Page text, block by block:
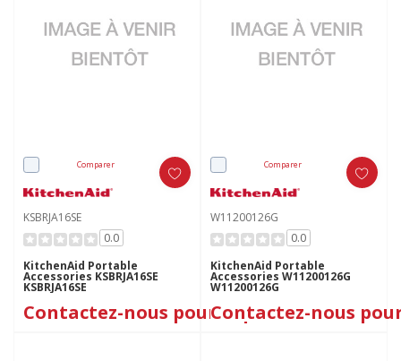
Comparer
KSBRJA16SE
0.0
KitchenAid Portable
Accessories KSBRJA16SE
KSBRJA16SE
Contactez-nous pour le prix
Comparer
W11200126G
0.0
KitchenAid Portable
Accessories W11200126G
W11200126G
Contactez-nous